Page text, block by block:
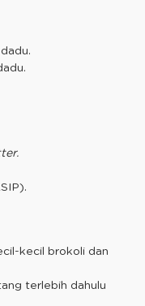
kecil brokoli dan
terlebih dahulu